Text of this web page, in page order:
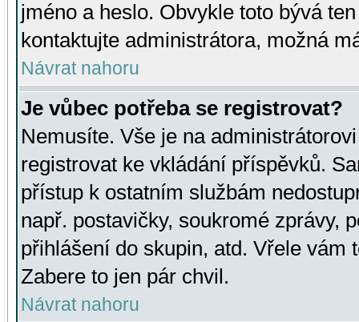
jméno a heslo. Obvykle toto bývá
kontaktujte administrátora, možná
Návrat nahoru
Je vůbec potřeba se registrovat?
Nemusíte. Vše je na
registrovat ke vkládání příspěvků.
přístup k ostatním službám
např. postavičky, soukromé zprávy,
přihlášení do skupin, atd. Vřele vám
Zabere to jen pár chvil.
Návrat nahoru